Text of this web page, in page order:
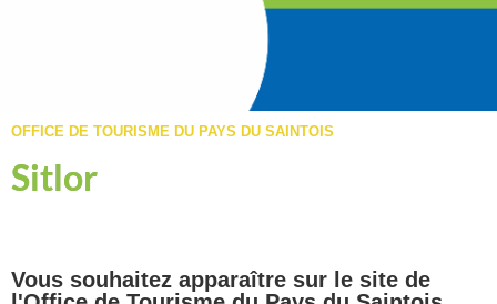
OFFICE DE TOURISME DU PAYS DU SAINTOIS
Sitlor
Vous souhaitez apparaître sur le site de